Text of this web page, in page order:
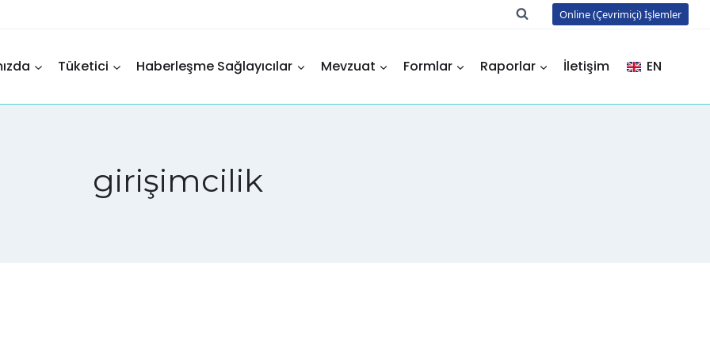
Online (Çevrimiçi) İşlemler
Tüketici Haberleşme Sağlayıcılar Mevzuat Formlar Raporlar İletişim EN
girişimcilik